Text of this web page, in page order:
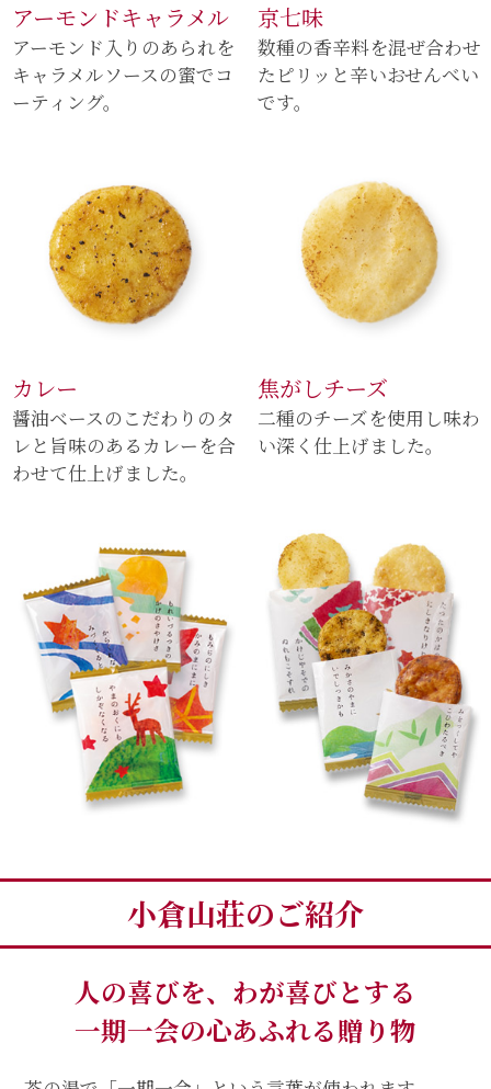
アーモンドキャラメル
アーモンド入りのあられを
キャラメルソースの蜜でコ
ーティング。
京七味
数種の香辛料を混ぜ合わせ
たピリッと辛いおせんべい
です。
カレー
醤油ベースのこだわりのタ
レと旨味のあるカレーを合
わせて仕上げました。
焦がしチーズ
二種のチーズを使用し味わ
い深く仕上げました。
小倉山荘のご紹介
人の喜びを、わが喜びとする
一期一会の心あふれる贈り物